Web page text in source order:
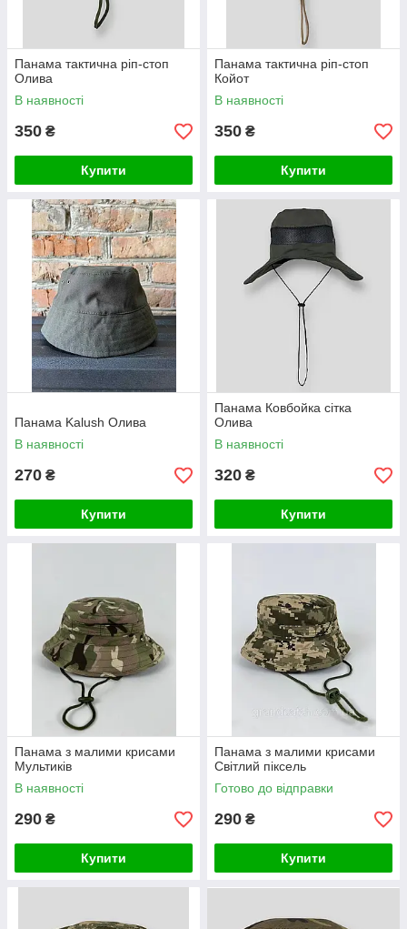
Панама тактична ріп-стоп
Олива
В наявності
350 ₴
Купити
Панама тактична ріп-стоп
Койот
В наявності
350 ₴
Купити
Панама Kalush Олива
В наявності
270 ₴
Купити
Панама Ковбойка сітка
Олива
В наявності
320 ₴
Купити
Панама з малими крисами
Мультиків
В наявності
290 ₴
Купити
Панама з малими крисами
Світлий піксель
Готово до відправки
290 ₴
Купити